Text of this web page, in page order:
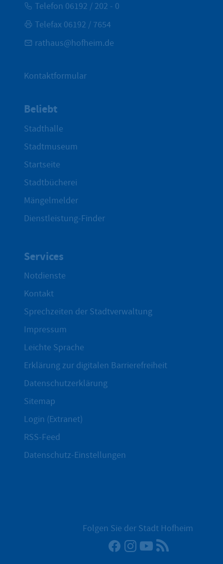
Telefon 06192 / 202 - 0
Telefax 06192 / 7654
rathaus@hofheim.de
Kontaktformular
Beliebt
Stadthalle
Stadtmuseum
Startseite
Stadtbücherei
Mängelmelder
Dienstleistung-Finder
Services
Notdienste
Kontakt
Sprechzeiten der Stadtverwaltung
Impressum
Leichte Sprache
Erklärung zur digitalen Barrierefreiheit
Datenschutzerklärung
Sitemap
Login (Extranet)
RSS-Feed
Datenschutz-Einstellungen
Folgen Sie der Stadt Hofheim
Facebook
Instagram
YouTube